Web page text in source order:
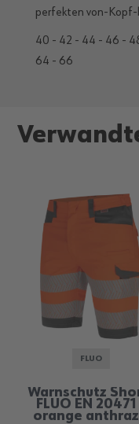
perfekten von-Kopf-
40 - 42 - 44 - 46 -
64 - 66
FLUO
Warnschutz
FLUO EN 20471
orange